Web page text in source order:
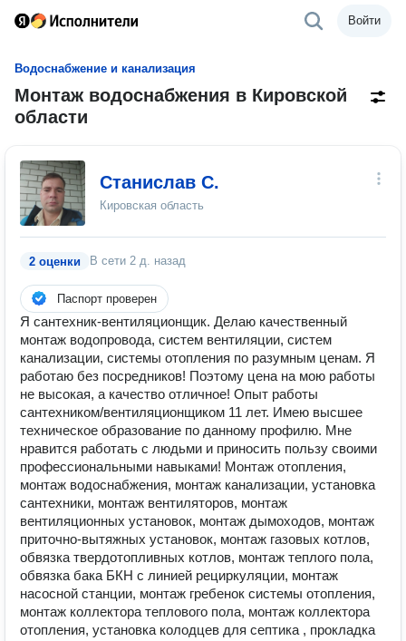
Войти
Водоснабжение и канализация
Монтаж водоснабжения в Кировской
области
Станислав С.
Кировская область
2 оценки В сети 2 д. назад
Паспорт проверен
Я сантехник-вентиляционщик. Делаю качественный
монтаж водопровода, систем вентиляции, систем
канализации, системы отопления по разумным ценам. Я
работаю без посредников! Поэтому цена на мою работы
не высокая, а качество отличное! Опыт работы
сантехником/вентиляционщиком 11 лет. Имею высшее
техническое образование по данному профилю. Мне
нравится работать с людьми и приносить пользу своими
профессиональными навыками! Монтаж отопления,
монтаж водоснабжения, монтаж канализации, установка
сантехники, монтаж вентиляторов, монтаж
вентиляционных установок, монтаж дымоходов, монтаж
приточно-вытяжных установок, монтаж газовых котлов,
обвязка твердотопливных котлов, монтаж теплого пола,
обвязка бака БКН с линией рециркуляции, монтаж
насосной станции, монтаж гребенок системы отопления,
монтаж коллектора теплового пола, монтаж коллектора
отопления, установка колодцев для септика , прокладка